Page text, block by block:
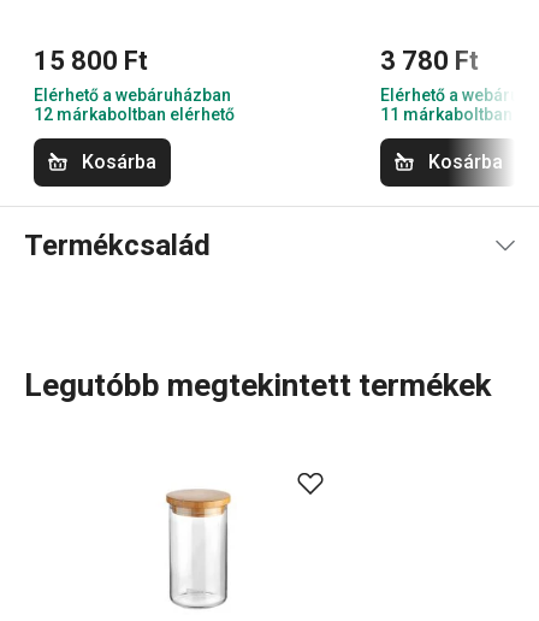
15 800 Ft
Elérhető a webáruházban
12 márkaboltban elérhető
Kosárba
3 780 Ft
Elérhető a
11 márkaboltban
Kosárba
Termékcsalád
Háztartás
Legutóbb megtekintett termékek